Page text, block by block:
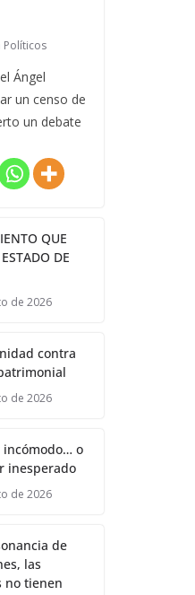
Políticos
Ángel
un censo de
un debate
QUE
DE
de 2026
contra
de 2026
incómodo… o
inesperado
de 2026
de
las
no tienen